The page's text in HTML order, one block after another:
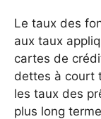
Le taux des
aux taux
cartes de
dettes à court
les taux des
plus long